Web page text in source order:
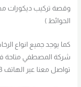
وقصة تركيب ديكورات
الحوائط )
كما يوجد جميع انواع
تواصل معنا عبر الهاتف 01203511683